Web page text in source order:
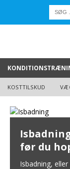
KOSTTILSKUD
før du
Isbadning,